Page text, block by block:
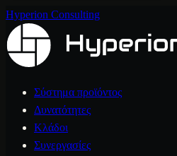
Hyperion Consulting
Σύστημα προϊόντος
Δυνατότητες
Κλάδοι
Συνεργασίες